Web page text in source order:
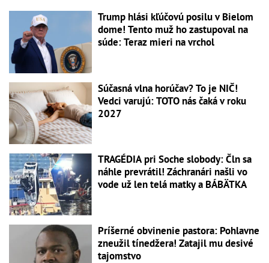
Trump hlási kľúčovú posilu v Bielom
dome! Tento muž ho zastupoval na
súde: Teraz mieri na vrchol
Súčasná vlna horúčav? To je NIČ!
Vedci varujú: TOTO nás čaká v roku
2027
TRAGÉDIA pri Soche slobody: Čln sa
náhle prevrátil! Záchranári našli vo
vode už len telá matky a BÁBÄTKA
Príšerné obvinenie pastora: Pohlavne
zneužil tínedžera! Zatajil mu desivé
tajomstvo